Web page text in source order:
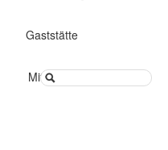
Gaststätte
Mitglied werden
Suchbegriffe